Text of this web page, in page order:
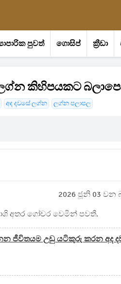
පුවත් ගොසිප් ක්‍රීඩා
ලග්න කිහිපයකට
අද දවසේ ලග්න ලග්න පලාපල
2026 ජූනි 03 වන
අතර ගෝචර වෙමින් පවතී.
ජීවිතයම උඩු යටිකුරු කරන අද